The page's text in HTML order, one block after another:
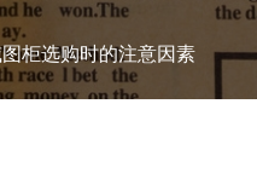
柜选购时的注意因素